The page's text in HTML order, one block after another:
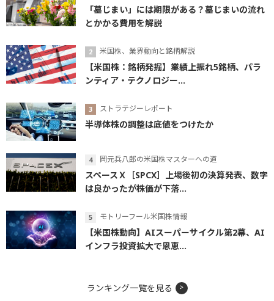
「墓じまい」には期限がある？墓じまいの流れ
とかかる費用を解説
米国株、業界動向と銘柄解説
【米国株：銘柄発掘】業績上振れ5銘柄、パラ
ンティア・テクノロジー...
ストラテジーレポート
半導体株の調整は底値をつけたか
岡元兵八郎の米国株マスターへの道
スペースＸ［SPCX］上場後初の決算発表、数字
は良かったが株価が下落...
モトリーフール米国株情報
【米国株動向】AIスーパーサイクル第2幕、AI
インフラ投資拡大で恩恵...
ランキング一覧を見る